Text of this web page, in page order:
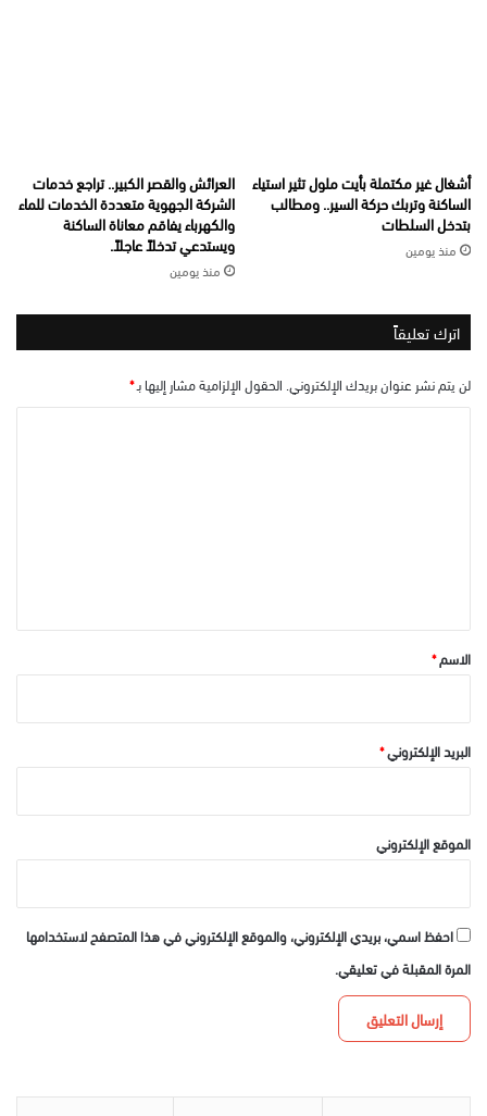
أشغال غير مكتملة بأيت ملول تثير استياء
الساكنة وتربك حركة السير.. ومطالب
بتدخل السلطات
منذ يومين
العرائش والقصر الكبير.. تراجع خدمات
الشركة الجهوية متعددة الخدمات للماء
والكهرباء يفاقم معاناة الساكنة
ويستدعي تدخلاً عاجلاً.
منذ يومين
اترك تعليقاً
لن يتم نشر عنوان بريدك الإلكتروني. الحقول الإلزامية مشار إليها بـ*
*الاسم*
البريد الإلكتروني*
الموقع الإلكتروني
احفظ اسمي، بريدي الإلكتروني، والموقع الإلكتروني في هذا المتصفح لاستخدامها
المرة المقبلة في تعليقي.